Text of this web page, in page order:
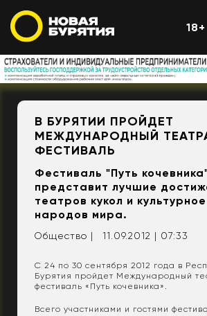
18+
В БУРЯТИИ ПРОЙДЕТ
МЕЖДУНАРОДНЫЙ
ФЕСТИВАЛЬ
Фестиваль "Путь
представит лучшие
театров кукол и
народов мира.
Общество | 11.09.2012 | 07:33
С 24 по 30 сентября 2012 года в
Бурятия пройдет Международный
фестиваль «Путь кочевника».
Всего участниками и гостями